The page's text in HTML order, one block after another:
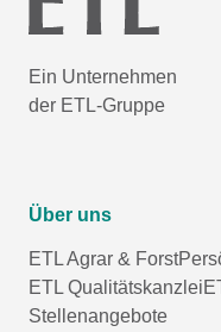
Ein Unternehmen
der ETL-Gruppe
Über uns
ETL Agrar & Forst
ETL Qualitätskanzlei
Stellenangebote